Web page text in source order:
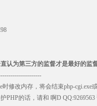
认为第三方的监督才是最好的监
修改内存，将会结束php-cgi.exe
PHP的话，请和 啊D